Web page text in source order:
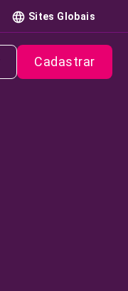
Sites Globais
Cadastrar